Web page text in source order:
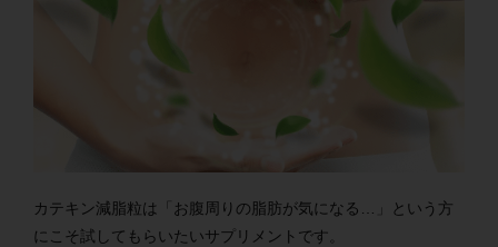
カテキン減脂粒は「お腹周りの脂肪が気になる…」という方
にこそ試してもらいたいサプリメントです。